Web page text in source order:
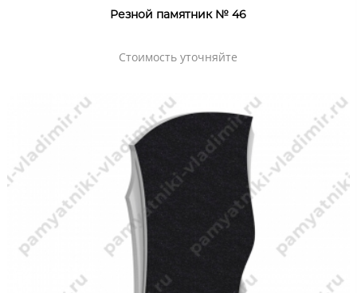
Резной памятник № 46
Стоимость уточняйте